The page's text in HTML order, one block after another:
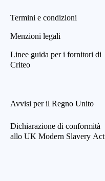
Termini e condizioni
Menzioni legali
Linee guida per i fornitori di
Criteo
Avvisi per il Regno Unito
Dichiarazione di conformità
allo UK Modern Slavery Act